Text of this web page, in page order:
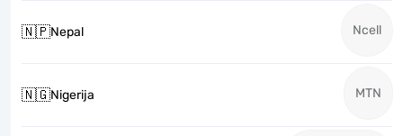
🇳🇵Nepal Ncell
🇳🇬Nigerija MTN